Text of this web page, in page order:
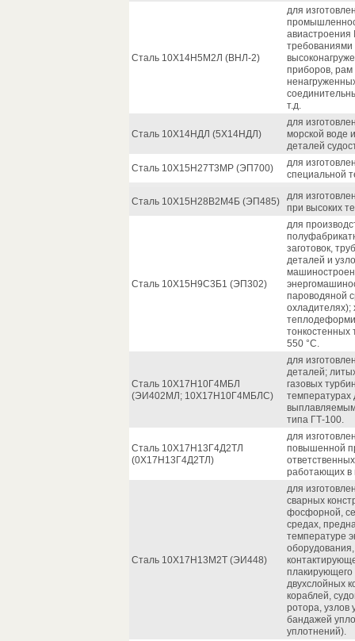
Сталь 10Х14Н5М2Л (ВНЛ-2)
для
авиастроения
требованиями
приборов, рам
т.д.
Сталь 10Х14НДЛ (5Х14НДЛ)
для
морской воде
деталей
Сталь 10Х15Н27Т3МР (ЭП700)
для
специальной
Сталь 10Х15Н28В2М4Б (ЭП485)
для
при высоких
Сталь 10Х15Н9С3Б1 (ЭП302)
для
заготовок,
деталей и
пароводяной
тонкостенных
550 °C.
Сталь 10Х17Н10Г4МБЛ
(ЭИ402МЛ; 10Х17Н10Г4МБЛС)
для
деталей;
газовых
температурах
типа ГТ-100.
Сталь 10Х17Н13Г4Д2ТЛ
(0Х17Н13Г4Д2ТЛ)
для
повышенной
работающих в
Сталь 10Х17Н13М2Т (ЭИ448)
для
сварных
фосфорной,
средах,
температуре
плакирующего
двухслойных
кораблей,
ротора, узлов
бандажей
уплотнений).